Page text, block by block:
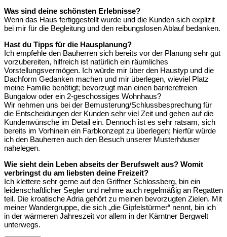
Was sind deine schönsten Erlebnisse?
Wenn das Haus fertiggestellt wurde und die Kunden sich explizit
bei mir für die Begleitung und den reibungslosen Ablauf bedanken.
Hast du Tipps für die Hausplanung?
Ich empfehle den Bauherren sich bereits vor der Planung sehr gut
vorzubereiten, hilfreich ist natürlich ein räumliches
Vorstellungsvermögen. Ich würde mir über den Haustyp und die
Dachform Gedanken machen und mir überlegen, wieviel Platz
meine Familie benötigt; bevorzugt man einen barrierefreien
Bungalow oder ein 2-geschossiges Wohnhaus?
Wir nehmen uns bei der Bemusterung/Schlussbesprechung für
die Entscheidungen der Kunden sehr viel Zeit und gehen auf die
Kundenwünsche im Detail ein. Dennoch ist es sehr ratsam, sich
bereits im Vorhinein ein Farbkonzept zu überlegen; hierfür würde
ich den Bauherren auch den Besuch unserer Musterhäuser
nahelegen.
Wie sieht dein Leben abseits der Berufswelt aus? Womit
verbringst du am liebsten deine Freizeit?
Ich klettere sehr gerne auf den Griffner Schlossberg, bin ein
leidenschaftlicher Segler und nehme auch regelmäßig an Regatten
teil. Die kroatische Adria gehört zu meinen bevorzugten Zielen. Mit
meiner Wandergruppe, die sich „die Gipfelstürmer“ nennt, bin ich
in der wärmeren Jahreszeit vor allem in der Kärntner Bergwelt
unterwegs.